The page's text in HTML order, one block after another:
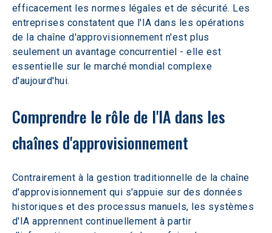
efficacement les normes légales et de sécurité. Les
entreprises constatent que l'IA dans les opérations
de la chaîne d'approvisionnement n'est plus
seulement un avantage concurrentiel - elle est
essentielle sur le marché mondial complexe
d'aujourd'hui.
Comprendre le rôle de l'IA dans les
chaînes d'approvisionnement
Contrairement à la gestion traditionnelle de la chaîne
d'approvisionnement qui s'appuie sur des données
historiques et des processus manuels, les systèmes
d'IA apprennent continuellement à partir